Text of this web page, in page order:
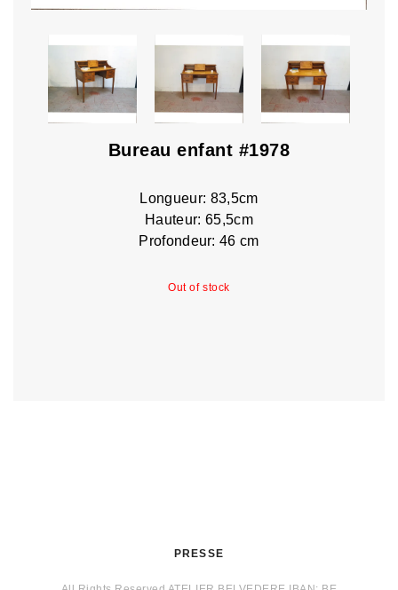
Bureau enfant #1978
Longueur: 83,5cm
Hauteur: 65,5cm
Profondeur: 46 cm
Out of stock
PRESSE